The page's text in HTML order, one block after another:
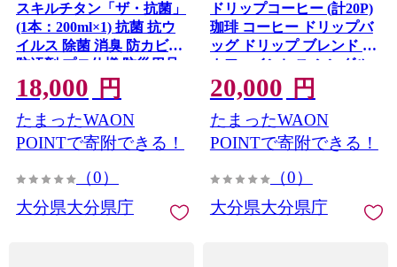
スキルチタン「ザ・抗菌」
(1本：200ml×1) 抗菌 抗ウ
イルス 除菌 消臭 防カビ剤
防汚剤 プロ仕様 防災用品
スプレータイプ
【opcb002】【キン・ダ
イ】
18,000 円
たまったWAON
POINTで寄附できる！
（0）
大分県大分県庁
ドリップコーヒー (計20P)
珈琲 コーヒー ドリップバ
ッグ ドリップ ブレンド 豆
カフェインレス シングル
オリジン エチオピア コロ
ンビア 【opak003】【大分
県障がい児協会】
20,000 円
たまったWAON
POINTで寄附できる！
（0）
大分県大分県庁